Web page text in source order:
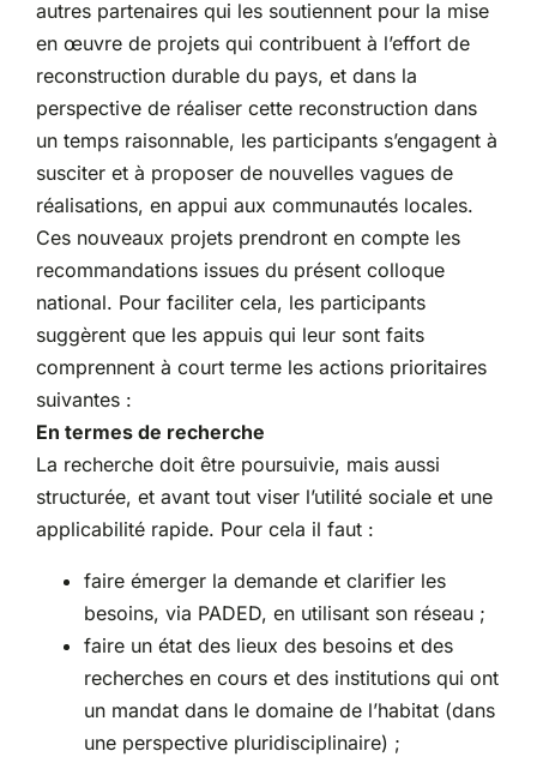
autres partenaires qui les soutiennent pour la mise
en œuvre de projets qui contribuent à l’effort de
reconstruction durable du pays, et dans la
perspective de réaliser cette reconstruction dans
un temps raisonnable, les participants s’engagent à
susciter et à proposer de nouvelles vagues de
réalisations, en appui aux communautés locales.
Ces nouveaux projets prendront en compte les
recommandations issues du présent colloque
national. Pour faciliter cela, les participants
suggèrent que les appuis qui leur sont faits
comprennent à court terme les actions prioritaires
suivantes :
En termes de recherche
La recherche doit être poursuivie, mais aussi
structurée, et avant tout viser l’utilité sociale et une
applicabilité rapide. Pour cela il faut :
faire émerger la demande et clarifier les
besoins, via PADED, en utilisant son réseau ;
faire un état des lieux des besoins et des
recherches en cours et des institutions qui ont
un mandat dans le domaine de l’habitat (dans
une perspective pluridisciplinaire) ;